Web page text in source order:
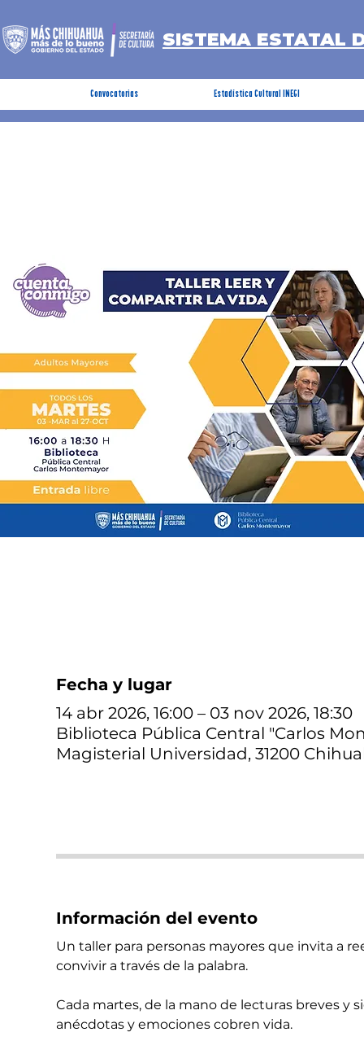
SISTEMA ESTATAL
Convocatorias Estadística Cultural INEGI
Fecha y lugar
14 abr 2026, 16:00 – 03 nov 2026, 18:30
Biblioteca Pública Central "Carlos
Magisterial Universidad, 31200
Información del evento
Un taller para personas mayores que invita a
convivir a través de la palabra.
Cada martes, de la mano de lecturas breves y
anécdotas y emociones cobren vida.